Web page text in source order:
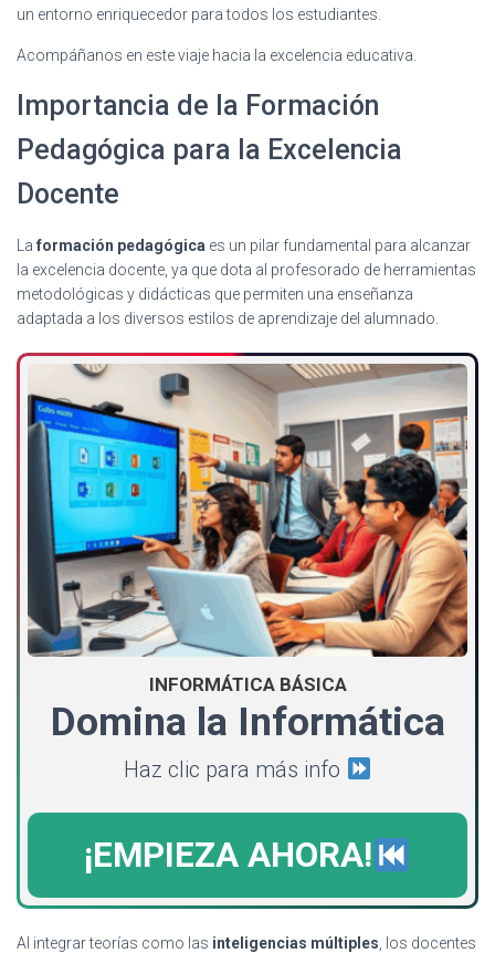
un entorno enriquecedor para todos los estudiantes.
Acompáñanos en este viaje hacia la excelencia educativa.
Importancia de la Formación
Pedagógica para la Excelencia
Docente
La formación pedagógica es un pilar fundamental para alcanzar
la excelencia docente, ya que dota al profesorado de herramientas
metodológicas y didácticas que permiten una enseñanza
adaptada a los diversos estilos de aprendizaje del alumnado.
INFORMÁTICA BÁSICA
Domina la Informática
Haz clic para más info
¡EMPIEZA AHORA!
Al integrar teorías como las inteligencias múltiples , los docentes